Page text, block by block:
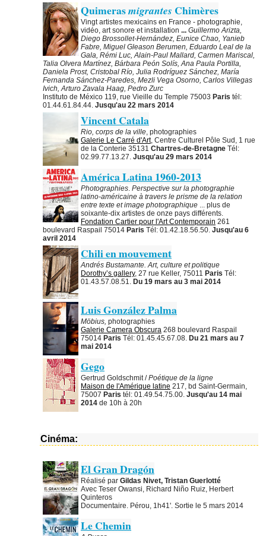
Quimerasmigrantes Chimères
Vingt artistes mexicains en France - photographie,
vidéo, art sonore et installation ... Guillermo Arizta,
Diego Brossollet-Hernández, Eunice Chao, Yanieb
Fabre, Miguel Gleason Berumen, Eduardo Leal de la
Gala, Rémi Luc, Alain-Paul Mallard, Carmen Mariscal,
Talia Olvera Martínez, Bárbara Peón Solís, Ana Paula Portilla,
Daniela Prost, Cristobal Río, Julia Rodríguez Sánchez, María
Fernanda Sánchez-Paredes, Mezli Vega Osorno, Carlos Villegas
Ivich, Arturo Zavala Haag, Pedro Zurc
Instituto de México 119, rue Vieille du Temple 75003 Paris tél:
01.44.61.84.44. Jusqu'au 22 mars 2014
Vincent Catala
Rio, corps de la ville, photographies
Galerie Le Carré d'Art, Centre Culturel Pôle Sud, 1 rue
de la Conterie 35131 Chartres-de-Bretagne Tél:
02.99.77.13.27. Jusqu'au 29 mars 2014
América Latina 1960-2013
Photographies. Perspective sur la photographie
latino-américaine à travers le prisme de la relation
entre texte et image photographique ... plus de
soixante-dix artistes de onze pays différents.
Fondation Cartier pour l'Art Contemporain 261
boulevard Raspail 75014 Paris Tél: 01.42.18.56.50. Jusqu'au 6
avril 2014
Chili en mouvement
Andrés Bustamante. Art, culture et politique
Dorothy’s gallery, 27 rue Keller, 75011 Paris Tél:
01.43.57.08.51. Du 19 mars au 3 mai 2014
Luis González Palma
Möbius, photographies
Galerie Camera Obscura 268 boulevard Raspail
75014 Paris Tél: 01.45.45.67.08. Du 21 mars au 7
mai 2014
Gego
Gertrud Goldschmit /Poétique de la ligne
Maison de l'Amérique latine 217, bd Saint-Germain,
75007 Paris tél: 01.49.54.75.00. Jusqu'au 14 mai
2014 de 10h à 20h
Cinéma:
El Gran Dragón
Réalisé par Gildas Nivet, Tristan Guerlotté
Avec Teser Owansi, Richard Niño Ruiz, Herbert
Quinteros
Documentaire. Pérou, 1h41'. Sortie le 5 mars 2014
Le Chemin